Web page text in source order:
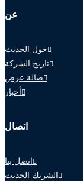
عن
حول الحديث
تاريخ الشركة
صالة عرض
أخبار
اتصال
اتصل بنا
الشريك الحديث